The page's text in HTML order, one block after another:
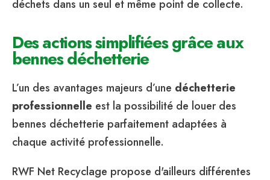
déchets dans un seul et même point de collecte.
Des actions simplifiées grâce aux
bennes déchetterie
L’un des avantages majeurs d’une déchetterie
professionnelle est la possibilité de louer des
bennes déchetterie parfaitement adaptées à
chaque activité professionnelle.
RWF Net Recyclage propose d'ailleurs différentes